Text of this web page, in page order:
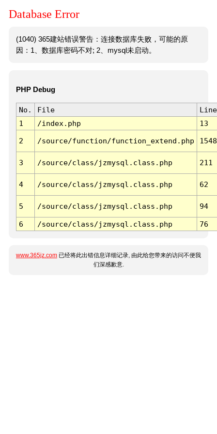
Database Error
(1040) 365建站错误警告：连接数据库失败，可能的原
因：1、数据库密码不对; 2、mysql未启动。
PHP Debug
No. File
Line
1
/index.php 13
2 /source/function/function_extend.php 1548
3 /source/class/jzmysql.class.php 211
4 /source/class/jzmysql.class.php 62
5 /source/class/jzmysql.class.php 94
6 /source/class/jzmysql.class.php 76
www.365jz.com 已经将此出错信息详细记录, 由此给您带来的访问不便我
们深感歉意.